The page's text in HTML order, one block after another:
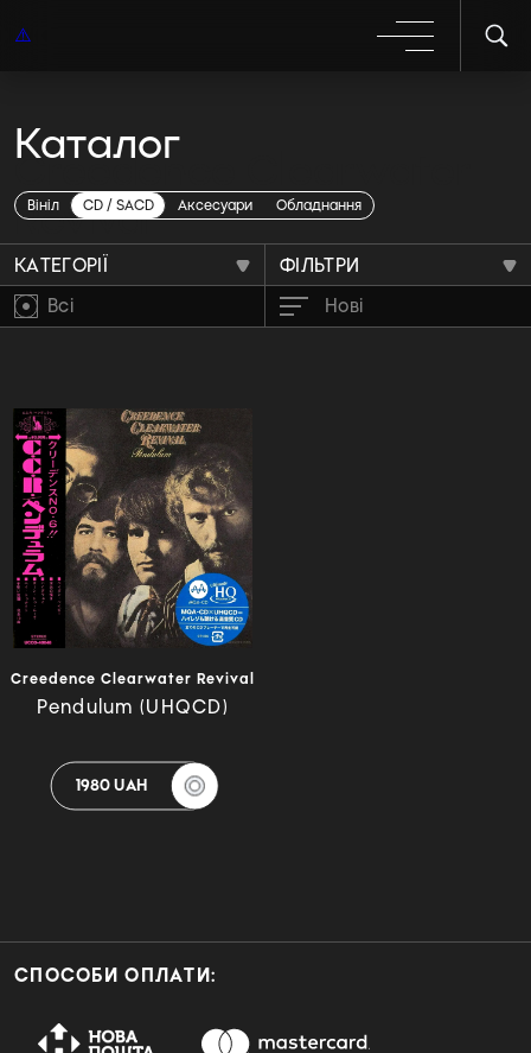
Каталог
Вініл CD / SACD Аксесуари Обладнання
Creedence Clearwater
Revival
КАТЕГОРІЇ
ФІЛЬТРИ
Всі
Нові
Creedence Clearwater Revival
Pendulum (UHQCD)
1980 UAH
СПОСОБИ ОПЛАТИ: